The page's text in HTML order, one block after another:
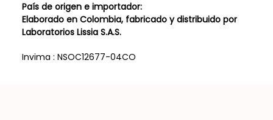
País de origen e importador:
Elaborado en Colombia, fabricado y distribuido por
Laboratorios Lissia S.A.S.
Invima : NSOC12677-04CO